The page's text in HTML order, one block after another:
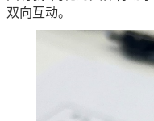
双向互动。